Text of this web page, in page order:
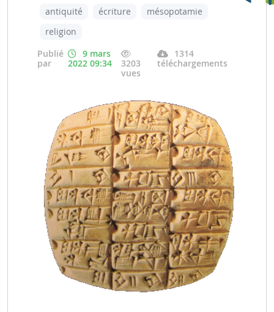
antiquité écriture
mésopotamie
religion
Publié
par
9 mars
2022 09:34
3203
vues
1314
téléchargements